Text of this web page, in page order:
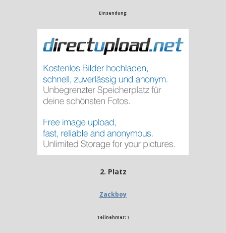
Einsendung:
2. Platz
Zackboy
Teilnehmer: 1